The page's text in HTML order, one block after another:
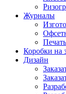
Журналы
Коробки на
Дизайн